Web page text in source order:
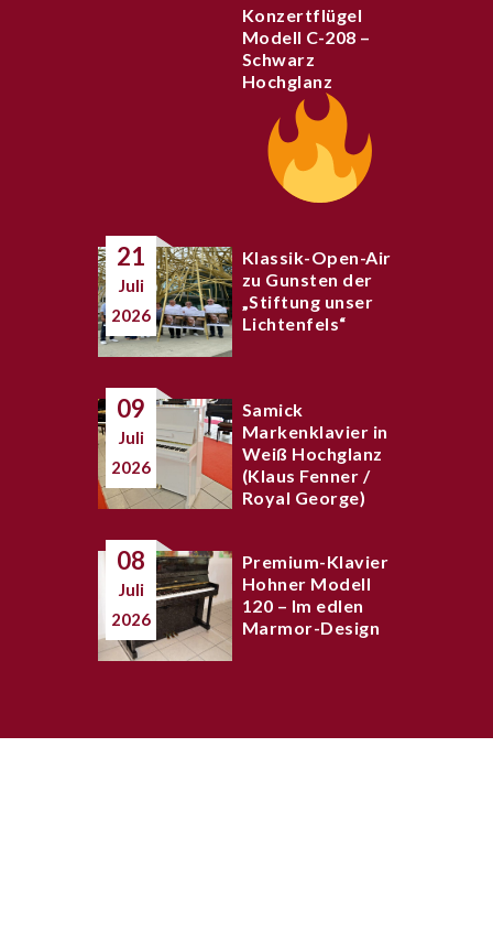
Konzertflügel
Modell C-208 –
Schwarz
Hochglanz
21
Juli
2026
Klassik-Open-Air
zu Gunsten der
„Stiftung unser
Lichtenfels“
09
Juli
2026
Samick
Markenklavier in
Weiß Hochglanz
(Klaus Fenner /
Royal George)
08
Juli
2026
Premium-Klavier
Hohner Modell
120 – Im edlen
Marmor-Design